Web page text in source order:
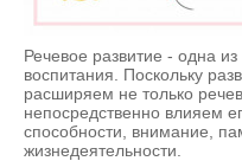
Речевое развитие - одна
воспитания. Поскольку
расширяем не только
непосредственно влияем
способности, внимание,
жизнедеятельности.